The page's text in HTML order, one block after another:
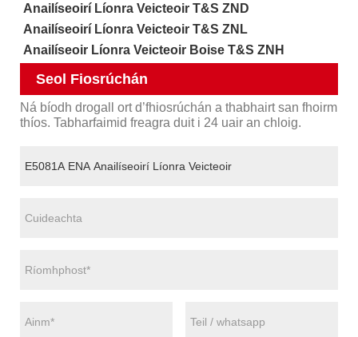
Anailíseoirí Líonra Veicteoir T&S ZND
Anailíseoirí Líonra Veicteoir T&S ZNL
Anailíseoir Líonra Veicteoir Boise T&S ZNH
Seol Fiosrúchán
Ná bíodh drogall ort d’fhiosrúchán a thabhairt san fhoirm
thíos. Tabharfaimid freagra duit i 24 uair an chloig.